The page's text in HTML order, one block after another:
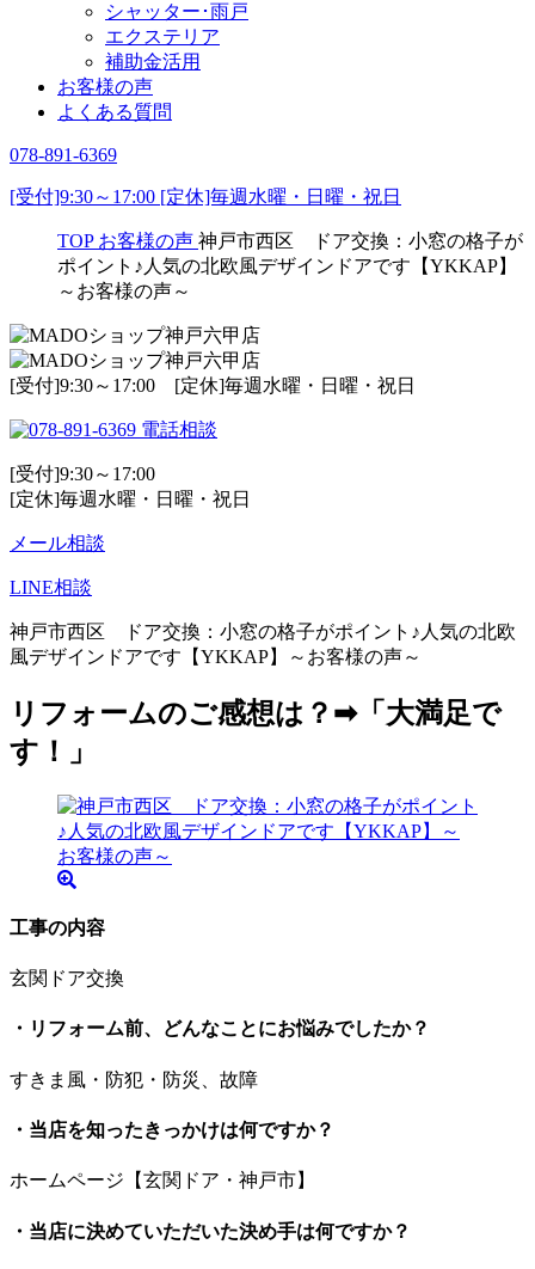
シャッター･雨戸
エクステリア
補助金活用
お客様の声
よくある質問
078-891-6369
[受付]9:30～17:00 [定休]毎週水曜・日曜・祝日
TOP お客様の声 神戸市西区 ドア交換：小窓の格子が
ポイント♪人気の北欧風デザインドアです【YKKAP】
～お客様の声～
[受付]9:30～17:00 [定休]毎週水曜・日曜・祝日
電話相談
[受付]9:30～17:00
[定休]毎週水曜・日曜・祝日
メール相談
LINE相談
神戸市西区 ドア交換：小窓の格子がポイント♪人気の北欧
風デザインドアです【YKKAP】～お客様の声～
リフォームのご感想は？➡「大満足で
す！」
工事の内容
玄関ドア交換
・リフォーム前、どんなことにお悩みでしたか？
すきま風・防犯・防災、故障
・当店を知ったきっかけは何ですか？
ホームページ【玄関ドア・神戸市】
・当店に決めていただいた決め手は何ですか？